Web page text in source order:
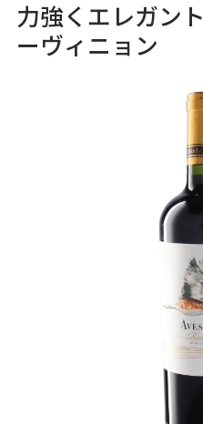
力強くエレガン
ーヴィニョン